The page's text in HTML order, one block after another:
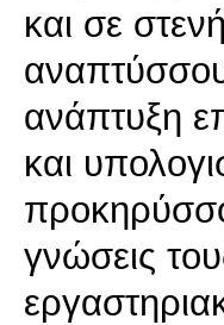
και σε
ανάπτυξη
και
γνώσεις